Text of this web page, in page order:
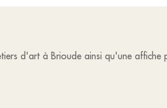
d'art à Brioude ainsi qu'une